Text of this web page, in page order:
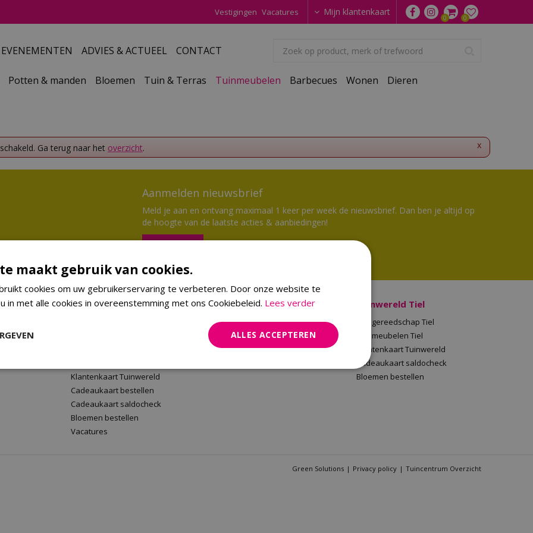
Vestigingen Vacatures Mijn klantenkaart
EVENEMENTEN ADVIES & ACTUEEL CONTACT
Potten & manden Bloemen Tuin & Terras Tuinmeubelen Barbecues Wonen Dieren
x
Ga terug naar het overzicht.
Aanmelden nieuwsbrief
Meld je aan en ontvang maximaal 1 keer per week de nieuwsbrief. Dan ben je altijd op
de hoogte van de laatste acties & aanbiedingen!
Aanmelden
Tuinwereld Wijchen
Klantenkaart Tuinwereld
Cadeaukaart bestellen
Cadeaukaart saldocheck
Bloemen bestellen
Vacatures
Tuinwereld Malden
Planten Malden
Klantenkaart Tuinwereld
Cadeaukaart saldocheck
Tuinwereld Tiel
Tuingereedschap Tiel
Tuinmeubelen Tiel
Klantenkaart Tuinwereld
Cadeaukaart saldocheck
Bloemen bestellen
Green Solutions Privacy policy Tuincentrum Overzicht
maakt gebruik van cookies.
cookies om uw gebruikerservaring te verbeteren. Door onze website te
in met alle cookies in overeenstemming met ons Cookiebeleid. Lees verder
ALLES ACCEPTEREN